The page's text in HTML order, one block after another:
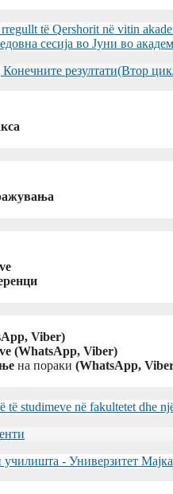
të Qershorit në vitin
сесија во Јуни во
резултати(Втор
Viber)
(WhatsApp, Viber)
на пораки (WhatsApp,
studimeve në fakultetet dhe
- Универзитет Мајка